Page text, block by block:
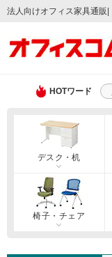
法人向けオフィス家具通販 |
HOTワード
デスク・机
椅子・チェア